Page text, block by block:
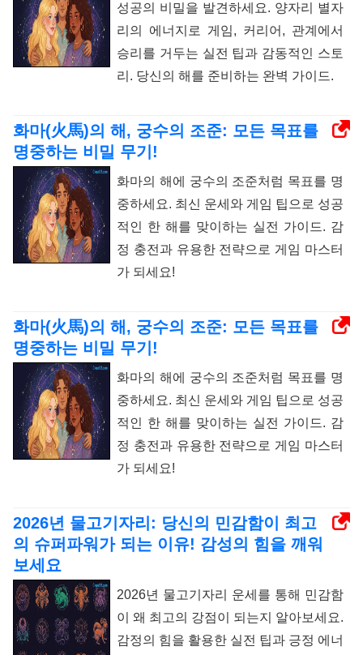
성공의 비밀을 발견하세요. 양자리 별자
리의 에너지로 게임, 커리어, 관계에서
승리를 거두는 실전 팁과 감동적인 스토
리. 당신의 해를 준비하는 완벽 가이드.
화마(火馬)의 해, 궁수의 조준: 모든 목표를
명중하는 비밀 무기!
화마의 해에 궁수의 조준처럼 목표를 명
중하세요. 최신 운세와 게임 팁으로 성공
적인 한 해를 맞이하는 실전 가이드. 감
정 충전과 유용한 전략으로 게임 마스터
가 되세요!
화마(火馬)의 해, 궁수의 조준: 모든 목표를
명중하는 비밀 무기!
화마의 해에 궁수의 조준처럼 목표를 명
중하세요. 최신 운세와 게임 팁으로 성공
적인 한 해를 맞이하는 실전 가이드. 감
정 충전과 유용한 전략으로 게임 마스터
가 되세요!
2026년 물고기자리: 당신의 민감함이 최고
의 슈퍼파워가 되는 이유! 감성의 힘을 깨워
보세요
2026년 물고기자리 운세를 통해 민감함
이 왜 최고의 강점이 되는지 알아보세요.
감정의 힘을 활용한 실전 팁과 긍정 에너